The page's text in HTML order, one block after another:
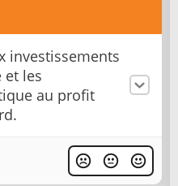
investissements
et les
au profit